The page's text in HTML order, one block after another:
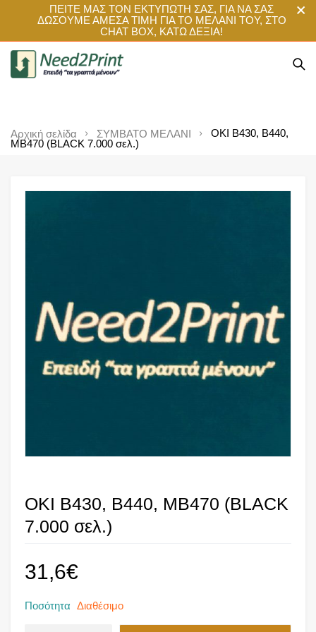
ΠΕΙΤΕ ΜΑΣ ΤΟΝ ΕΚΤΥΠΩΤΗ ΣΑΣ, ΓΙΑ ΝΑ ΣΑΣ
ΔΩΣΟΥΜΕ ΑΜΕΣΑ ΤΙΜΗ ΓΙΑ ΤΟ ΜΕΛΑΝΙ ΤΟΥ, ΣΤΟ
CHAT BOX, ΚΑΤΩ ΔΕΞΙΑ!
Αρχική σελίδα ΣΥΜΒΑΤΟ ΜΕΛΑΝΙ
OKI B430, B440,
MB470 (BLACK 7.000 σελ.)
OKI B430, B440, MB470 (BLACK
7.000 σελ.)
31,6€
Ποσότητα Διαθέσιμο